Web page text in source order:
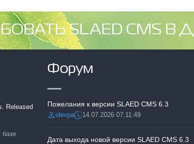
SLAED CMS В
Released
базе
Форум
Пожелания к версии SLAED CMS 6.3
Разместил:
olevpaДата:14.07.2026 07:11:49
Дата выхода новой версии SLAED CMS 6.3